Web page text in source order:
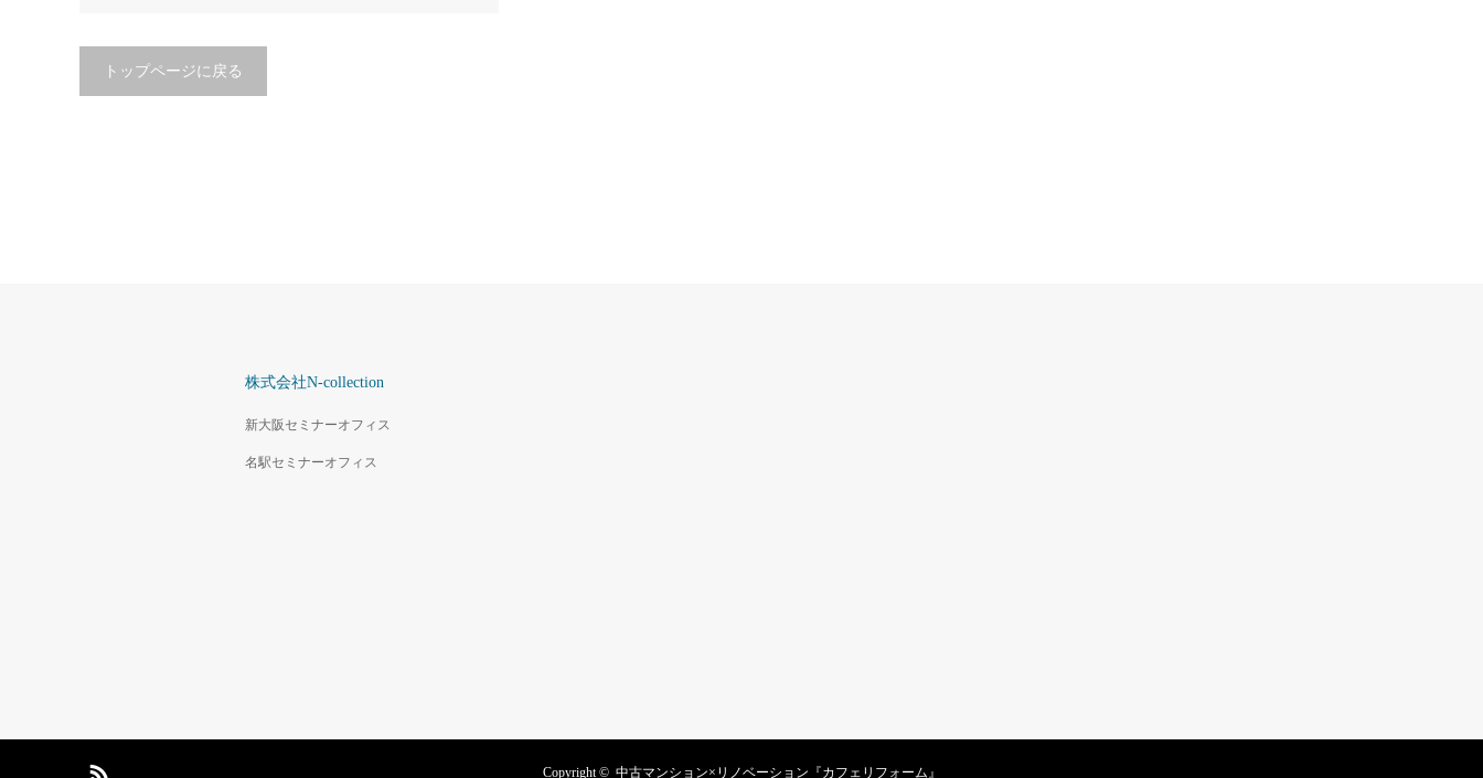
トップページに戻る
株式会社N-collection
新大阪セミナーオフィス
名駅セミナーオフィス
Copyright © 中古マンション×リノベーション『カフェリフォーム』